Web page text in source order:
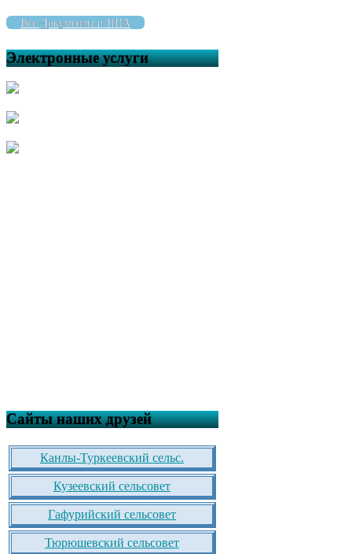
Все Документы и НПА
Электронные услуги
Сайты наших друзей
Канлы-Туркеевский сельс.
Кузеевский сельсовет
Гафурийский сельсовет
Тюрюшевский сельсовет